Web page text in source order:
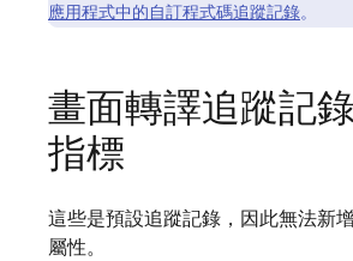
應用程式中的自訂程式碼追蹤記錄。
畫面轉譯追蹤記
指標
這些是預設追蹤記錄，因此無法新
屬性。